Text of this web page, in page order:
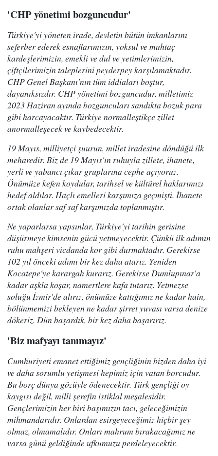
'CHP yönetimi bozguncudur'
Türkiye'yi yöneten irade, devletin bütün imkanlarını
seferber ederek esnaflarımızın, yoksul ve muhtaç
kardeşlerimizin, emekli ve dul ve yetimlerimizin,
çiftçilerimizin taleplerini peyderpey karşılamaktadır.
CHP Genel Başkanı'nın tüm iddiaları boştur,
dayanıksızdır. CHP yönetimi bozguncudur, milletimiz
2023 Haziran ayında bozguncuları sandıkta bozuk para
gibi harcayacaktır. Türkiye normalleştikçe zillet
anormalleşecek ve kaybedecektir.
19 Mayıs, milliyetçi şuurun, millet iradesine döndüğü ilk
meharedir. Biz de 19 Mayıs'ın ruhuyla zillete, ihanete,
yerli ve yabancı çıkar gruplarına cephe açıyoruz.
Önümüze kefen koydular, tarihsel ve kültürel haklarımızı
hedef aldılar. Haçlı emelleri karşımıza geçmişti. İhanete
ortak olanlar saf saf karşımızda toplanmıştır.
Ne yaparlarsa yapsınlar, Türkiye'yi tarihin gerisine
düşürmeye kimsenin gücü yetmeyecektir. Çünkü ilk adımın
ruhu mahşeri vicdanda kor gibi durmaktadır. Gerekirse
102 yıl önceki adımı bir kez daha atarız. Yeniden
Kocatepe'ye karargah kurarız. Gerekirse Dumlupınar'a
kadar aşkla koşar, namertlere kafa tutarız. Yetmezse
soluğu İzmir'de alırız, önümüze kattığımız ne kadar hain,
bölünmemizi bekleyen ne kadar şirret yuvası varsa denize
dökeriz. Dün başardık, bir kez daha başarırız.
'Biz mafyayı tanımayız'
Cumhuriyeti emanet ettiğimiz gençliğinin bizden daha iyi
ve daha sorumlu yetişmesi hepimiz için vatan borcudur.
Bu borç dünya gözüyle ödenecektir. Türk gençliği oy
kaygısı değil, milli şerefin istiklal meşalesidir.
Gençlerimizin her biri başımızın tacı, geleceğimizin
mihmandarıdır. Onlardan esirgeyeceğimiz hiçbir şey
olmaz, olmamalıdır. Onları mahrum bırakacağımız ne
varsa günü geldiğinde ufkumuzu perdeleyecektir.